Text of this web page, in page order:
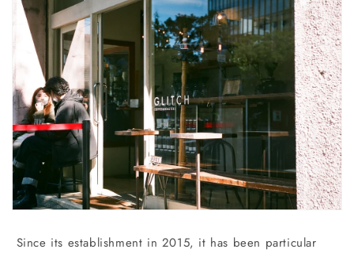
Since its establishment in 2015, it has been particular